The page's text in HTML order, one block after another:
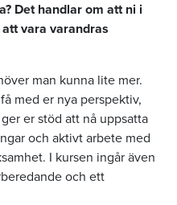
Det handlar om att ni i
vara varandras
man kunna lite mer.
med er nya perspektiv,
er stöd att nå uppsatta
och aktivt arbete med
I kursen ingår även
och ett